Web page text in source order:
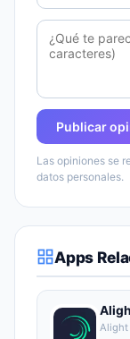
Publicar
Las opiniones se
datos personales.
Apps
Alight